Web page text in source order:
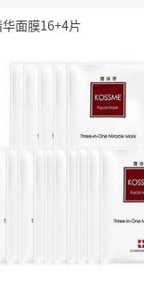
面膜16+4片